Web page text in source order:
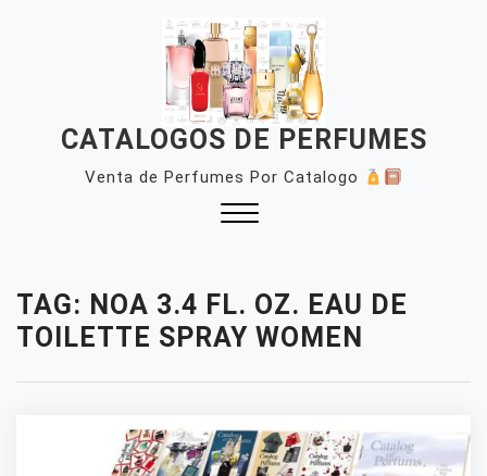
CATALOGOS DE PERFUMES
Venta de Perfumes Por Catalogo
TAG: NOA 3.4 FL. OZ. EAU DE
TOILETTE SPRAY WOMEN